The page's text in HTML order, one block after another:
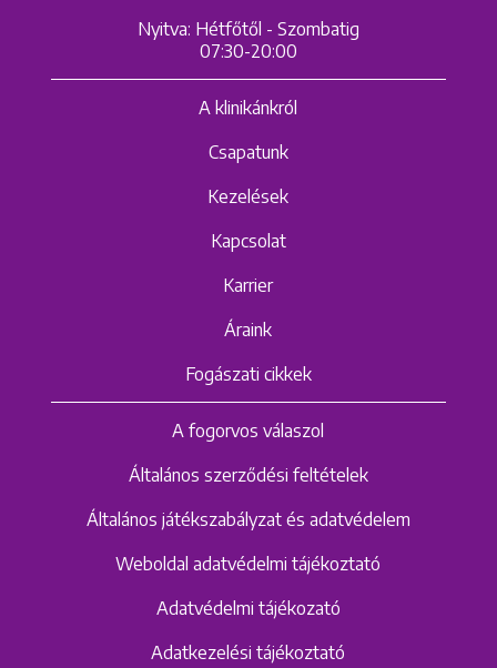
Nyitva: Hétfőtől - Szombatig
07:30-20:00
A klinikánkról
Csapatunk
Kezelések
Kapcsolat
Karrier
Áraink
Fogászati cikkek
A fogorvos válaszol
Általános szerződési feltételek
Általános játékszabályzat és adatvédelem
Weboldal adatvédelmi tájékoztató
Adatvédelmi tájékozató
Adatkezelési tájékoztató